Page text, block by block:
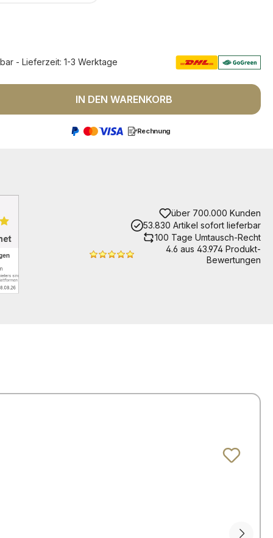
- Lieferzeit: 1-3 Werktage
Gib den gewünschten Wert
IN DEN WARENKORB
Rechnung
über 700.000 Kunden
53.830 Artikel sofort lieferbar
100 Tage Umtausch-Recht
4.6 aus 43.974 Produkt-
Bewertungen